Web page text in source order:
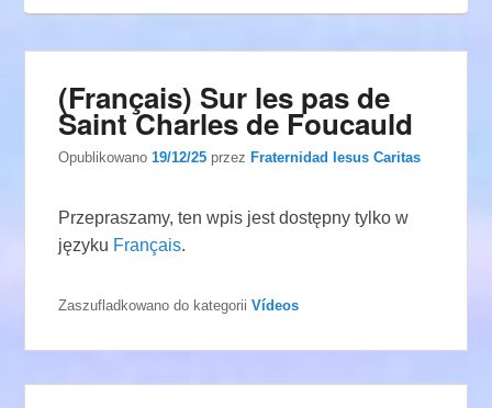
(Français) Sur les pas de
Saint Charles de Foucauld
Opublikowano19/12/25 przez Fraternidad Iesus Caritas
Przepraszamy, ten wpis jest dostępny tylko w
języku Français.
Zaszufladkowano do kategorii Vídeos